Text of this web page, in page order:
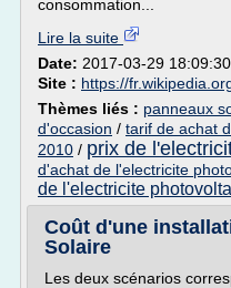
consommation...
Lire la suite
Date: 2017-03-29 18:09:30
Site : https://
Thèmes liés : panneaux
d'occasion / tarif de achat
2010 / prix de
d'achat de l'electricite
de l'electricite
Coût d'une
Solaire
Les deux scénarios